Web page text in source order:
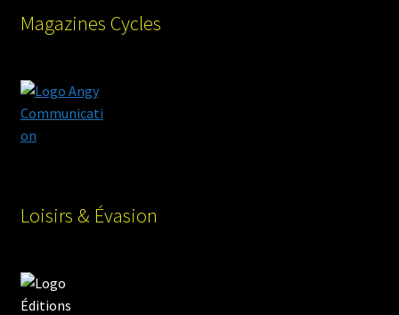
Magazines Cycles
Loisirs & Évasion